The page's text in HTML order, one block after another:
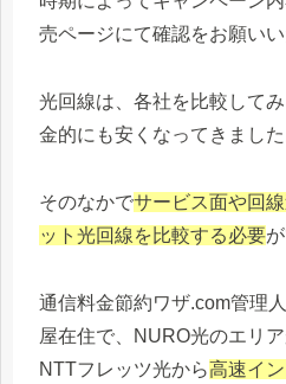
売ページにて確認をお願いい
光回線は、各社を比較して
金的にも安くなってきました
そのなかでサービス面や回
ット光回線を比較する必要
通信料金節約ワザ.com管理
屋在住で、NURO光のエリ
NTTフレッツ光から高速イ